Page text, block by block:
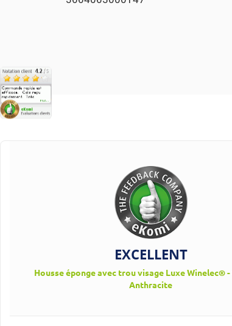
EXCELLENT
Housse éponge avec trou visage Luxe Winelec® -
Anthracite